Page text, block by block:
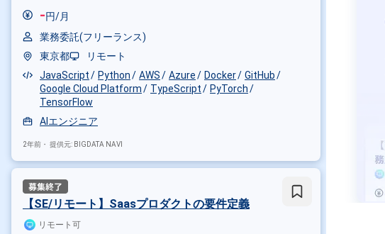
-円/月
業務委託(フリーランス)
東京都
リモート
JavaScript
Python AWS Azure Docker
GitHub
Google Cloud Platform
TypeScript
PyTorch
TensorFlow
AIエンジニア
2年前・ 提供元: BIGDATA NAVI
【SE/リモート】Saasプロダクトの要件定義
リモート可